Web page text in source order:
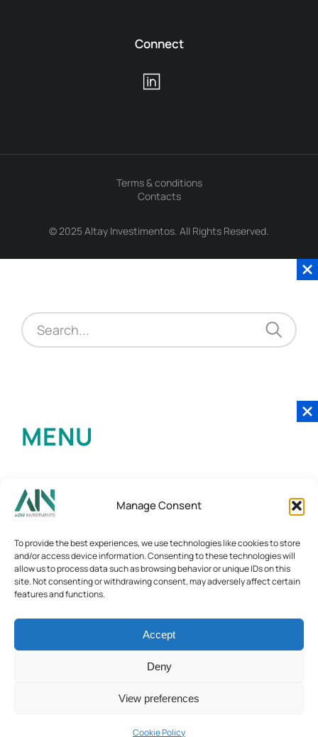
Manage Consent
To provide the best experiences, we use technologies like cookies to store
and/or access device information. Consenting to these technologies will
allow us to process data such as browsing behavior or unique IDs on this
site. Not consenting or withdrawing consent, may adversely affect certain
features and functions.
Accept
Deny
View preferences
Cookie Policy
Connect
© 2025 Altay Investimentos. All Rights Reserved.
Terms & conditions
Contacts
MENU